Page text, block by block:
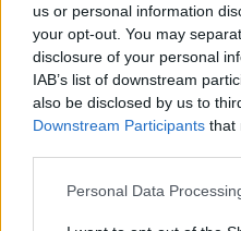
us or personal information
your opt-out. You may
disclosure of your personal
IAB’s list of downstream
also be disclosed by us to
Downstream Participants that
Personal Data
Po tūkstančio metų,
Maroko Atlanto
neolito vietose atsirado
buvo margomis
įspaudais, panašiais į
Trijų asmenų, susijusių